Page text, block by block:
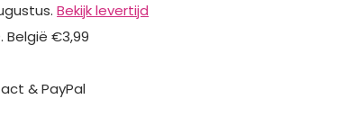
Bekijk levertijd
België €3,99
& PayPal